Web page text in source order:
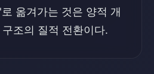
옮겨가는 것은 양적 개
조의 질적 전환이다.